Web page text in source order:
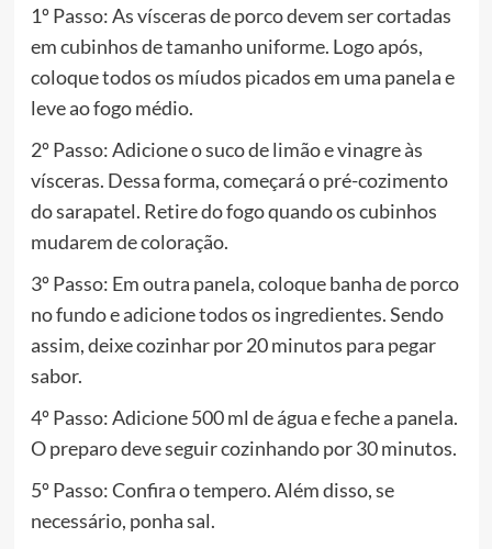
1º Passo: As vísceras de porco devem ser cortadas
em cubinhos de tamanho uniforme. Logo após,
coloque todos os míudos picados em uma panela e
leve ao fogo médio.
2º Passo: Adicione o suco de limão e vinagre às
vísceras. Dessa forma, começará o pré-cozimento
do sarapatel. Retire do fogo quando os cubinhos
mudarem de coloração.
3º Passo: Em outra panela, coloque banha de porco
no fundo e adicione todos os ingredientes. Sendo
assim, deixe cozinhar por 20 minutos para pegar
sabor.
4º Passo: Adicione 500 ml de água e feche a panela.
O preparo deve seguir cozinhando por 30 minutos.
5º Passo: Confira o tempero. Além disso, se
necessário, ponha sal.